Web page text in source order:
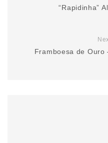
“Rapidinha”
Framboesa de Ouro